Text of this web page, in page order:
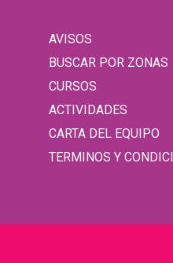
AVISOS
BUSCAR POR ZONAS
CURSOS
ACTIVIDADES
CARTA DEL EQUIPO
TERMINOS Y